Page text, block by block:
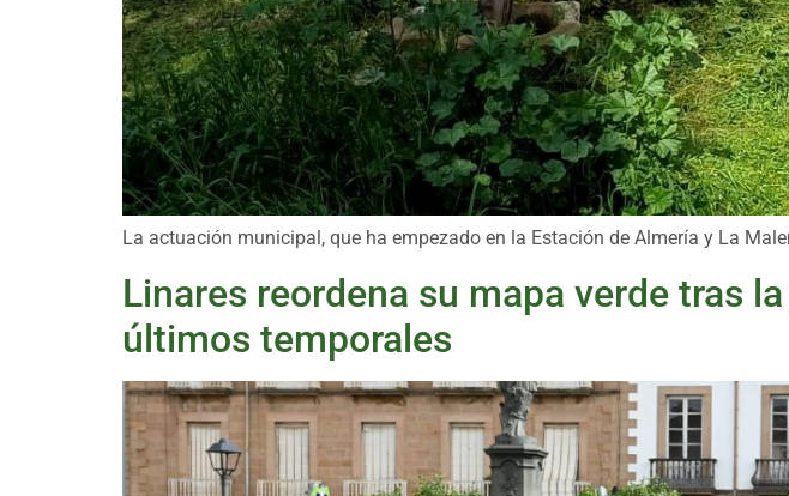
La actuación municipal, que ha empezado en la Estación de Almería y La
Linares reordena su mapa verde tras
últimos temporales